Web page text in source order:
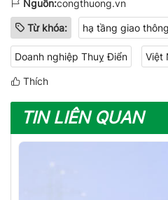
Nguồn:congthuong.vn
Từ khóa: hạ tầng giao thông
Doanh nghiệp Thuỵ Điển Việt
Thích
TIN LIÊN QUAN